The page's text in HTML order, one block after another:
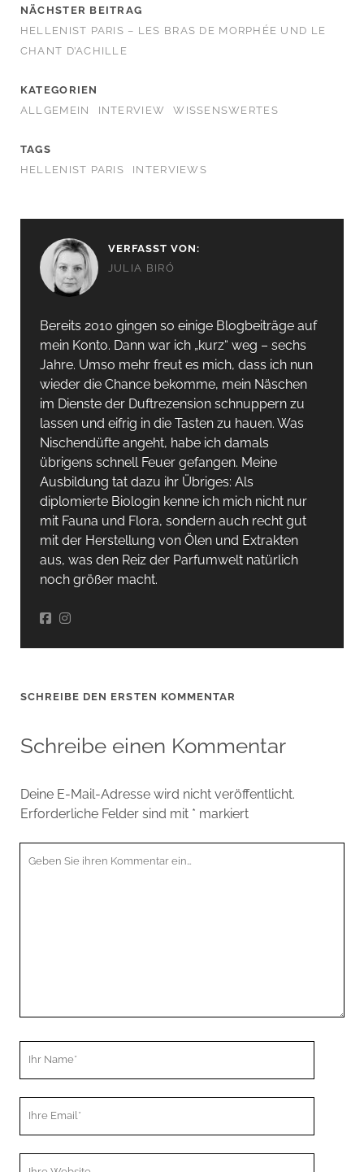
NÄCHSTER BEITRAG
HELLENIST PARIS – LES BRAS DE MORPHÉE UND LE
CHANT D’ACHILLE
KATEGORIEN
ALLGEMEIN
INTERVIEW WISSENSWERTES
TAGS
HELLENIST PARIS
INTERVIEWS
VERFASST VON:
JULIA BIRÓ
Bereits 2010 gingen so einige Blogbeiträge auf
mein Konto. Dann war ich „kurz“ weg – sechs
Jahre. Umso mehr freut es mich, dass ich nun
wieder die Chance bekomme, mein Näschen
im Dienste der Duftrezension schnuppern zu
lassen und eifrig in die Tasten zu hauen. Was
Nischendüfte angeht, habe ich damals
übrigens schnell Feuer gefangen. Meine
Ausbildung tat dazu ihr Übriges: Als
diplomierte Biologin kenne ich mich nicht nur
mit Fauna und Flora, sondern auch recht gut
mit der Herstellung von Ölen und Extrakten
aus, was den Reiz der Parfumwelt natürlich
noch größer macht.
SCHREIBE DEN ERSTEN KOMMENTAR
Schreibe einen Kommentar
Deine E-Mail-Adresse wird nicht veröffentlicht.
Erforderliche Felder sind mit * markiert